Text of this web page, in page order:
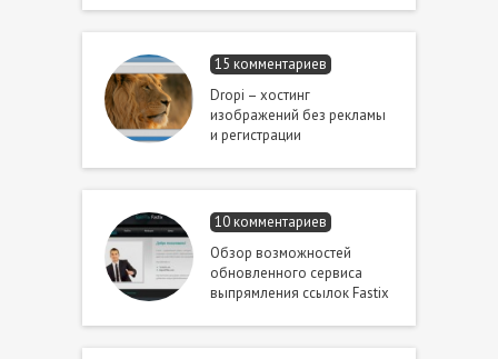
15 комментариев
Dropi – хостинг
изображений без рекламы
и регистрации
10 комментариев
Обзор возможностей
обновленного сервиса
выпрямления ссылок Fastix